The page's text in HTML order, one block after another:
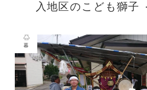
入地区のこども獅子
暮